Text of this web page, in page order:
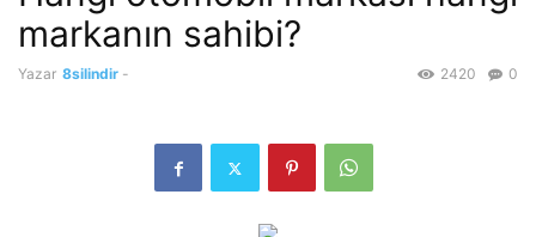
markanın sahibi?
Yazar 8silindir - 0
2420